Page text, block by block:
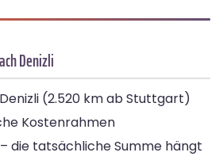
Denizli
(2.520 km ab Stuttgart)
Kostenrahmen
die tatsächliche Summe hängt